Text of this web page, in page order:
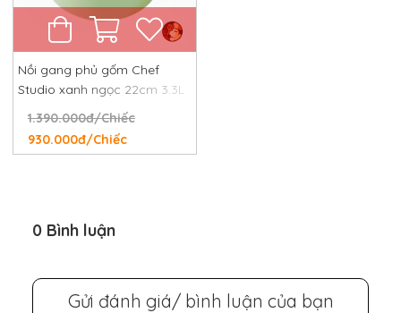
Nồi gang phủ gốm Chef
Studio xanh ngọc 22cm 3.3L
1.390.000đ/Chiếc
930.000đ/Chiếc
0 Bình luận
Gửi đánh giá/ bình luận của bạn